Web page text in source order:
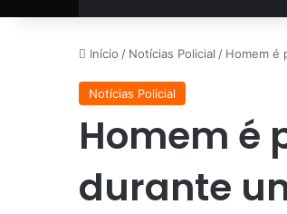
Início / Notícias Policial / Homem é
Notícias Policial
Homem é
durante